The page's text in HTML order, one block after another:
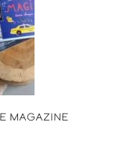
MAGAZINE